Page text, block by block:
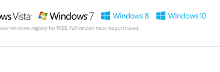
windows registry for FREE. Full version must be purchased.